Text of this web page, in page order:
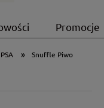
Promocje
» Snuffle Piwo